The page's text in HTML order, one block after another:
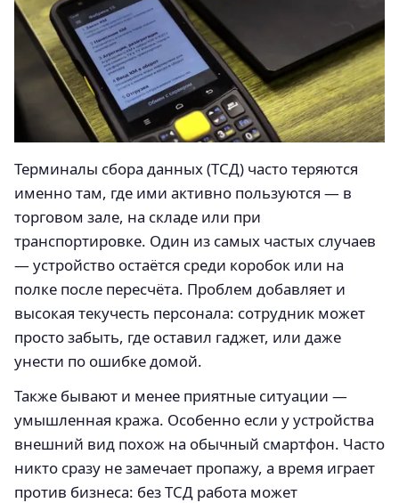
Терминалы сбора данных (ТСД) часто теряются
именно там, где ими активно пользуются — в
торговом зале, на складе или при
транспортировке. Один из самых частых случаев
— устройство остаётся среди коробок или на
полке после пересчёта. Проблем добавляет и
высокая текучесть персонала: сотрудник может
просто забыть, где оставил гаджет, или даже
унести по ошибке домой.
Также бывают и менее приятные ситуации —
умышленная кража. Особенно если у устройства
внешний вид похож на обычный смартфон. Часто
никто сразу не замечает пропажу, а время играет
против бизнеса: без ТСД работа может